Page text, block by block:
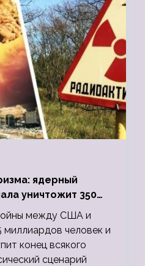
ядерный
уничтожит 350
5 миллиардов
между США и
миллиардов человек и
конец всякого
сценарий